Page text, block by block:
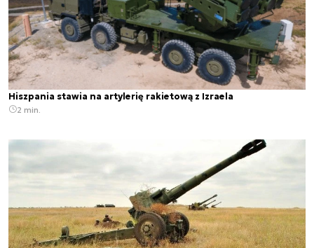
Hiszpania stawia na artylerię rakietową z Izraela
2 min.